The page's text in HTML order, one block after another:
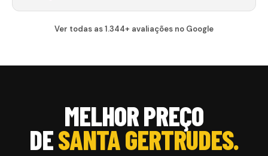
Ver todas as 1.344+ avaliações no Google
MELHOR PREÇO
DESANTA GERTRUDES.